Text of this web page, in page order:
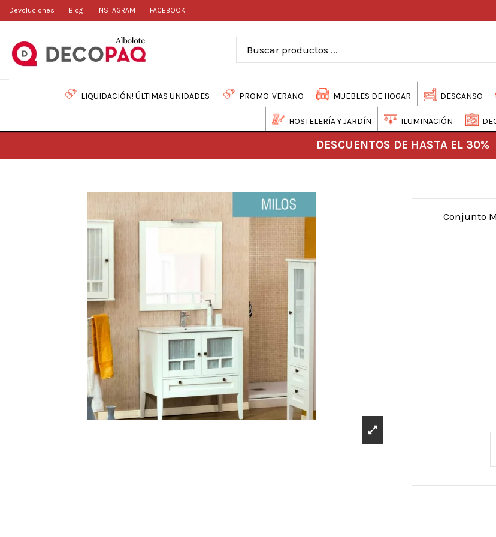
Devoluciones Blog INSTAGRAM FACEBOOK
LIQUIDACIÓN! ÚLTIMAS UNIDADES PROMO-VERANO MUEBLES DE HOGAR DESCANSO
HOSTELERÍA Y JARDÍN ILUMINACIÓN
DESCUENTOS DE HASTA EL 30%
Conjunto